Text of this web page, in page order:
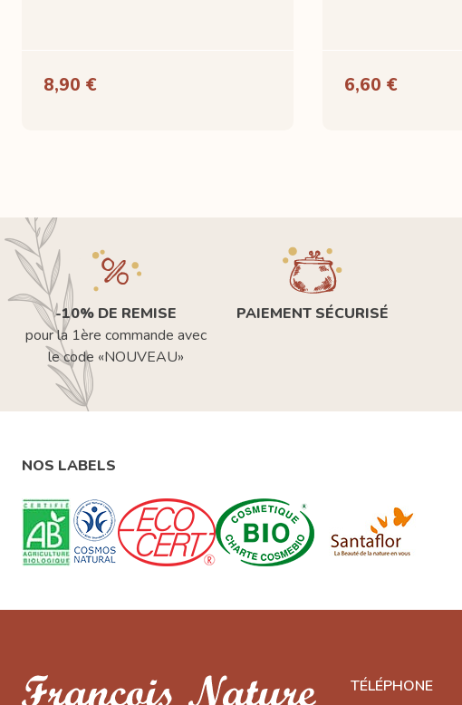
8,90 € 6,60 €
-10% DE REMISE
pour la 1ère commande avec
le code «NOUVEAU»
PAIEMENT SÉCURISÉ
NOS LABELS
TÉLÉPHONE